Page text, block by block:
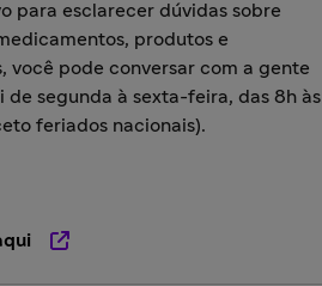
para esclarecer dúvidas sobre
produtos e
você pode conversar com a gente
de segunda à sexta-feira, das 8h às
feriados nacionais).